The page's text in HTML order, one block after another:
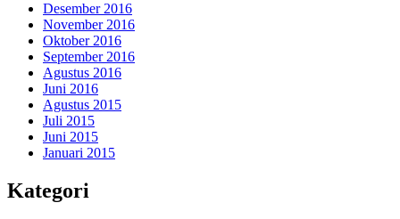
Desember 2016
November 2016
Oktober 2016
September 2016
Agustus 2016
Juni 2016
Agustus 2015
Juli 2015
Juni 2015
Januari 2015
Kategori